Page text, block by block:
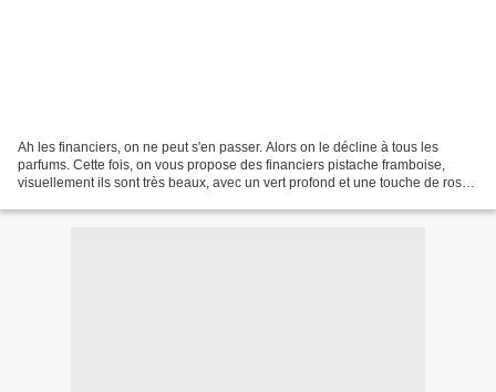
Ah les financiers, on ne peut s'en passer. Alors on le décline à tous les
parfums. Cette fois, on vous propose des financiers pistache framboise,
visuellement ils sont très beaux, avec un vert profond et une touche de rose,